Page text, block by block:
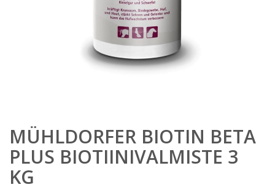
MÜHLDORFER BIOTIN BETA
PLUS BIOTIINIVALMISTE 3
KG